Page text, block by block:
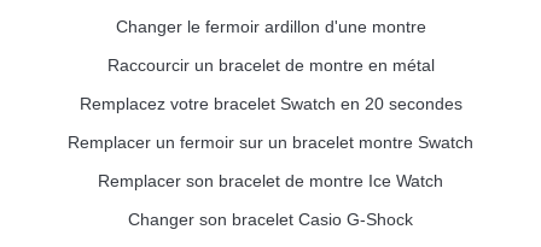
Changer le fermoir ardillon d'une montre
Raccourcir un bracelet de montre en métal
Remplacez votre bracelet Swatch en 20 secondes
Remplacer un fermoir sur un bracelet montre Swatch
Remplacer son bracelet de montre Ice Watch
Changer son bracelet Casio G-Shock